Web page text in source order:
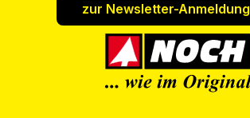
zur Newsletter-Anmeldung